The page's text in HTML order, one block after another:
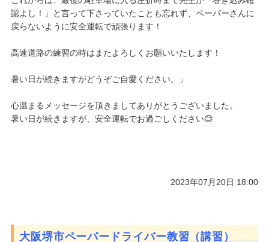
認よし！」と言って下さっていたことも忘れず、ペーパーさんに
戻らないように安全運転で頑張ります！
高速道路の練習の時はまたよろしくお願いいたします！
暑い日が続きますがどうぞご自愛ください。」
心温まるメッセージを頂きましてありがとうございました。
暑い日が続きますが、安全運転でお過ごしください😊
2023年07月20日 18:00
大阪堺市ペーパードライバー教習（講習）